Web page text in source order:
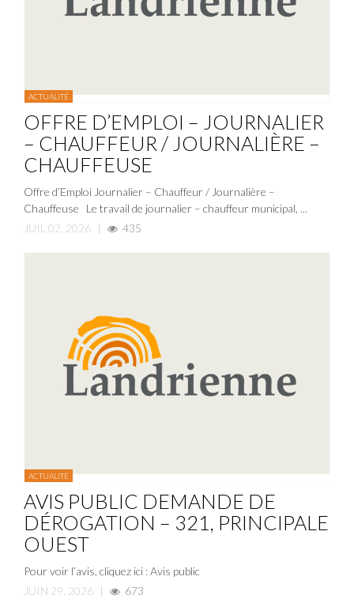
ACTUALITÉ
OFFRE D’EMPLOI – JOURNALIER
– CHAUFFEUR / JOURNALIÈRE –
CHAUFFEUSE
Offre d’Emploi Journalier – Chauffeur / Journalière –
Chauffeuse Le travail de journalier – chauffeur municipal, ...
JUIL 02, 2026 | 435
ACTUALITÉ
AVIS PUBLIC DEMANDE DE
DÉROGATION – 321, PRINCIPALE
OUEST
Pour voir l’avis, cliquez ici : Avis public
JUIN 29, 2026 | 673